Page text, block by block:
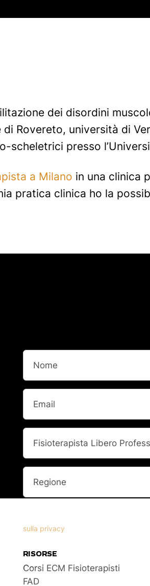
dei disordini
Rovereto, università di
scheletrici presso
a Milano in una clinica
pratica clinica ho la
Nome
Nome
Email
Professione
Regione
sulla privacy
RISORSE
Corsi ECM Fisioterapisti
FAD